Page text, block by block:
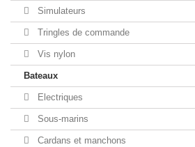
Simulateurs
Tringles de commande
Vis nylon
Bateaux
Electriques
Sous-marins
Cardans et manchons